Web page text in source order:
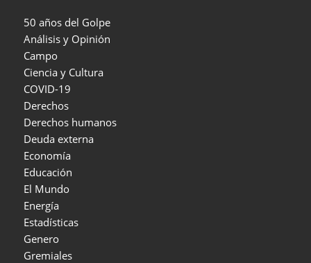
50 años del Golpe
Análisis y Opinión
Campo
Ciencia y Cultura
COVID-19
Derechos
Derechos humanos
Deuda externa
Economía
Educación
El Mundo
Energía
Estadísticas
Genero
Gremiales